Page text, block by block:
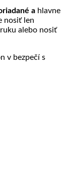
a hlavne
nosiť len
alebo nosiť
v bezpečí s